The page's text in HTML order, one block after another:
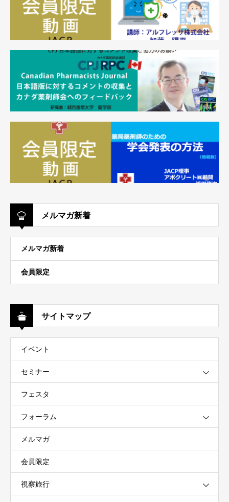
メルマガ新着
メルマガ新着
会員限定
サイトマップ
イベント
セミナー
フェスタ
フォーラム
メルマガ
会員限定
視察旅行